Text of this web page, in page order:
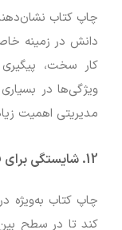
چاپ کتاب
دانش در زمینه
کار سخت،
ویژگی‌ها در
مدیریتی اهمیت
12. شایستگی
چاپ کتاب
کند تا در سطح